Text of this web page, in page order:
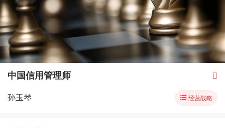
中国信用管理师 
孙玉琴  经营战略